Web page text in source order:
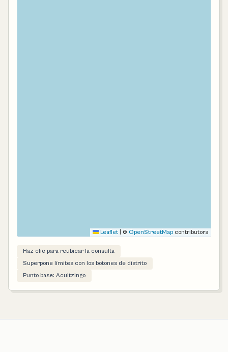
Leaflet © OpenStreetMap contributors
Haz clic para reubicar la consulta
Superpone límites con los botones de distrito
Punto base: Acultzingo